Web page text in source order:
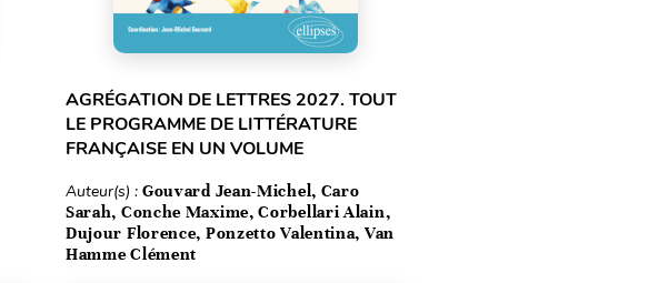
AGRÉGATION DE LETTRES 2027. TOUT
LE PROGRAMME DE LITTÉRATURE
FRANÇAISE EN UN VOLUME
Auteur(s) : Gouvard Jean-Michel, Caro
Sarah, Conche Maxime, Corbellari Alain,
Dujour Florence, Ponzetto Valentina, Van
Hamme Clément